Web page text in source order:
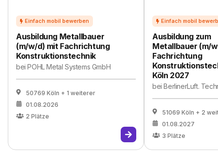
Ausbildung Metallbauer
(m/w/d) mit Fachrichtung
Konstruktionstechnik
beiPOHL Metal Systems GmbH
50769 Köln + 1 weiterer
01.08.2026
2 Plätze
Ausbildung zum
Metallbauer (m/
Fachrichtung
Köln 2027
beiBerlinerLuft.
51069 Köln + 2
01.08.2027
3 Plätze